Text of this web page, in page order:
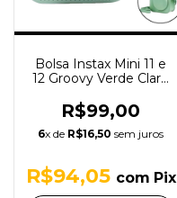
Bolsa Instax Mini 11 e
12 Groovy Verde Claro
R$99,00
6x de R$16,50 sem juros
R$94,05 com Pix